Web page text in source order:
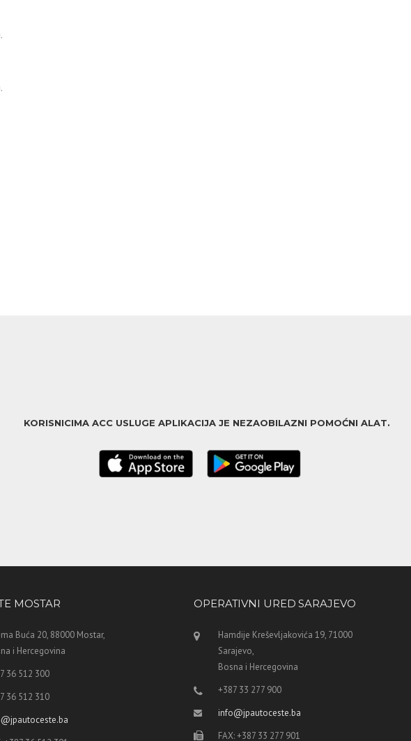
KORISNICIMA ACC USLUGE APLIKACIJA JE NEZAOBILAZNI POMOĆNI ALAT.
MOSTAR
Buća 20, 88000 Mostar,
i Hercegovina
36 512 300
36 512 310
OPERATIVNI URED SARAJEVO
Hamdije Kreševljakovića 19, 71000
Sarajevo,
Bosna i Hercegovina
+387 33 277 900
info@jpautoceste.ba
FAX: +387 33 277 901